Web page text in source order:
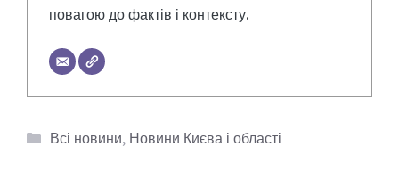
повагою до фактів і контексту.
Категорії
Всі новини, Новини Києва і області